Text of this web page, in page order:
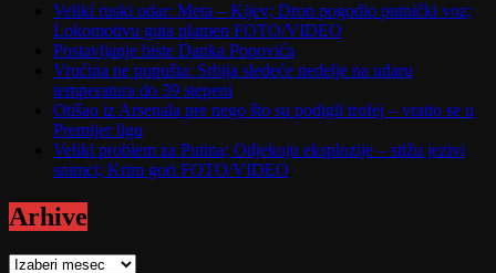
Veliki ruski udar: Meta – Kijev; Dron pogodio putnički voz;
Lokomotivu guta plamen FOTO/VIDEO
Postavljanje biste Danka Popovića
Vrućina ne popušta: Srbija sledeće nedelje na udaru
temperatura do 39 stepeni
Otišao iz Arsenala pre nego što su podigli trofej – vratio se u
Premijer ligu
Veliki problem za Putina; Odjekuju eksplozije – stižu jezivi
snimci; Krim gori FOTO/VIDEO
Arhive
Arhive